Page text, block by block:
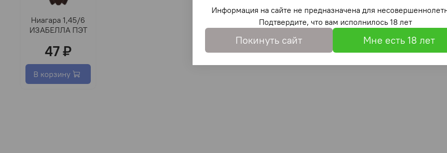
Ниагара 1,45/6
ИЗАБЕЛЛА ПЭТ
47 ₽
В корзину
Информация на сайте не предназначена для
Подтвердите, что вам исполнилось 18 лет
Покинуть сайт Мне есть 18 лет